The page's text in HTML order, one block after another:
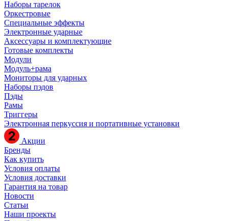
Наборы тарелок
Оркестровые
Специальные эффекты
Электронные ударные
Аксессуары и комплектующие
Готовые комплекты
Модули
Модуль+рама
Мониторы для ударных
Наборы пэдов
Пэды
Рамы
Триггеры
Электронная перкуссия и портативные установки
Акции
Бренды
Как купить
Условия оплаты
Условия доставки
Гарантия на товар
Новости
Статьи
Наши проекты